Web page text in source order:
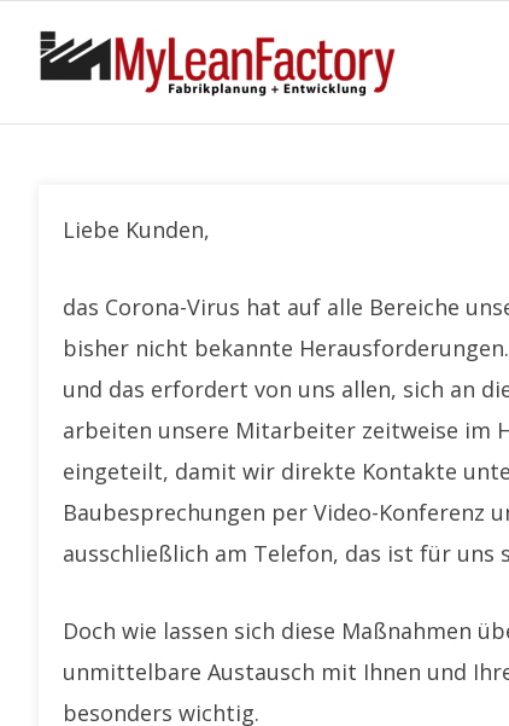
Liebe Kunden,
das Corona-Virus hat auf alle Bereiche
bisher nicht bekannte
und das erfordert von uns allen, sich an
arbeiten unsere Mitarbeiter zeitweise im
eingeteilt, damit wir direkte Kontakte
Baubesprechungen per Video-Konferenz
ausschließlich am Telefon, das ist für uns
Doch wie lassen sich diese Maßnahmen
unmittelbare Austausch mit Ihnen und
besonders wichtig.